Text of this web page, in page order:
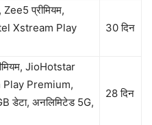
प्रीमियम,
Xstream Play
30 दिन
JioHotstar
Premium,
डेटा, अनलिमिटेड 5G,
28 दिन